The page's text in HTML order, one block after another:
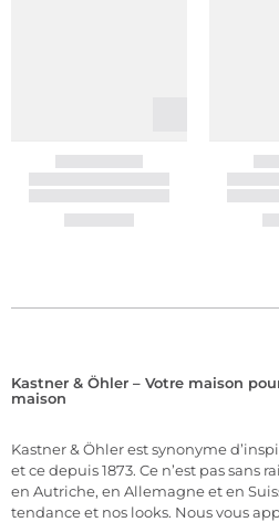
Kastner & Öhler – Votre maison
maison
Kastner & Öhler est synonyme
et ce depuis 1873. Ce n’est pas sans
en Autriche, en Allemagne et en
tendance et nos looks. Nous vous